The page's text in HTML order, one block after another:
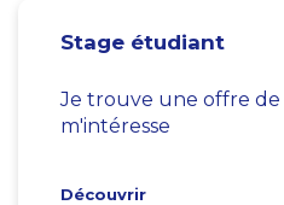
Stage étudiant
Je trouve une offre
m'intéresse
Découvrir